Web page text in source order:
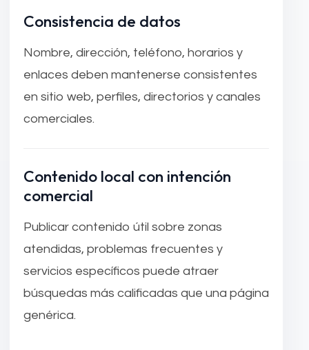
Consistencia de datos
Nombre, dirección, teléfono, horarios y
enlaces deben mantenerse consistentes
en sitio web, perfiles, directorios y canales
comerciales.
Contenido local con intención
comercial
Publicar contenido útil sobre zonas
atendidas, problemas frecuentes y
servicios específicos puede atraer
búsquedas más calificadas que una página
genérica.